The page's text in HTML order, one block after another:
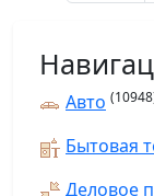
Авто
Бытовая
Деловое